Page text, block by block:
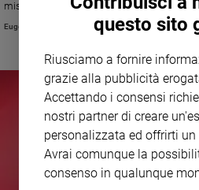
misteri. Sul numero di Famiglia Cristiana
a Morandi che parla di sé e dei suoi tanti
Eugenio Arcidiacono
questo sito
Riusciamo a fornire
grazie alla pubblicità
Accettando i consensi
nostri partner di creare
personalizzata ed offrirti
Avrai comunque la
consenso in qualunque